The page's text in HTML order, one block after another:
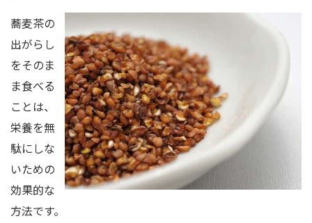
蕎麦茶の
出がらし
をそのま
ま食べる
ことは、
栄養を無
駄にしな
いための
効果的な
方法です。